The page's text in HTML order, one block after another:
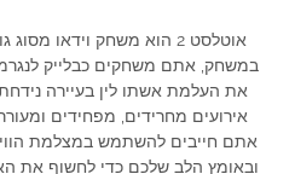
במשחק, אתם משחקים כבלייק
את העלמת אשתו לין בעיירה
אירועים מחרידים, מפחידים
אתם חייבים להשתמש במצלמת
ובאומץ הלב שלכם כדי לחשוף את